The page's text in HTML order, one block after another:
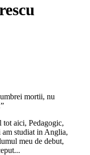
mortii, nu
”
tot aici, Pedagogic,
studiat in Anglia,
meu de debut,